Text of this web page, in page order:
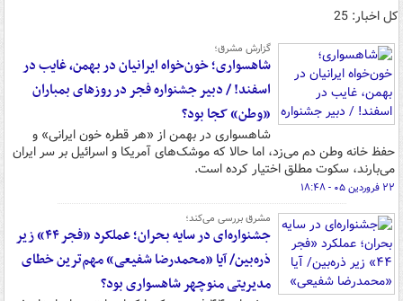
کل اخبار: 25
گزارش مشرق؛
شاهسواری؛ خون‌خواه ایرانیان در بهمن، غایب در
اسفند! / دبیر جشنواره فجر در روزهای بمباران
«وطن» کجا بود؟
شاهسواری در بهمن از «هر قطره خون ایرانی» و
حفظ خانه وطن دم می‌زد، اما حالا که موشک‌های آمریکا و اسرائیل بر سر ایران
می‌بارند، سکوت مطلق اختیار کرده است.
۲۲ فروردین ۰۵ - ۱۸:۴۸
مشرق بررسی می‌کند؛
جشنواره‌ای در سایه بحران؛ عملکرد «فجر ۴۴» زیر
ذره‌بین/ آیا «محمدرضا شفیعی» مهم‌ترین خطای
مدیریتی منوچهر شاهسواری بود؟